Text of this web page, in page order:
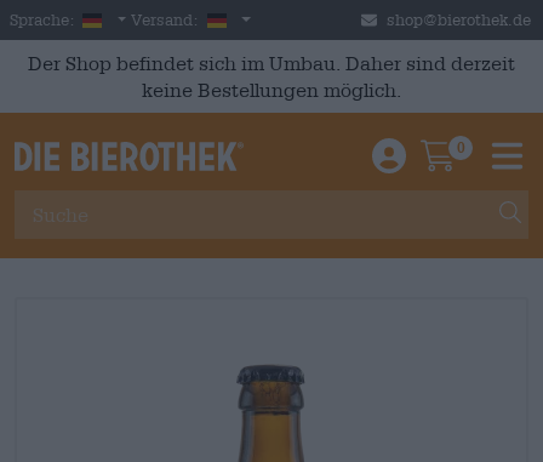
Skip to main content
Sprache: German
Versand: Deutschland shop@bierothek.de
Der Shop befindet sich im Umbau. Daher sind derzeit
keine Bestellungen möglich.
Einloggen /
0